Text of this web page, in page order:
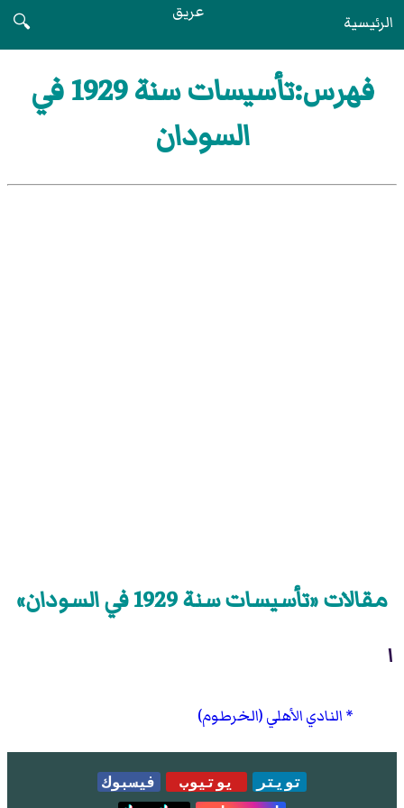
الرئيسية عريق
🔍
فهرس:تأسيسات سنة 1929 في
السودان
مقالات «تأسيسات سنة 1929 في السودان»
ا
النادي الأهلي (الخرطوم)
تويتر يوتيوب
فيسبوك